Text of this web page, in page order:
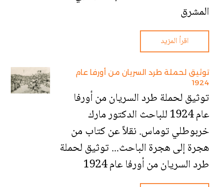
المشرق
اقرأ المزيد
توثيق لحملة طرد السريان من أورفا عام
1924
توثيق لحملة طرد السريان من أورفا
عام 1924 للباحث الدكتور مارك
خربوطلي توماس. نقلاً عن كتاب من
هجرة إلى هجرة الباحث... توثيق لحملة
طرد السريان من أورفا عام 1924